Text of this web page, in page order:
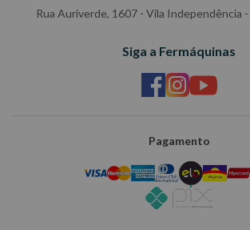
Rua Auriverde, 1607 - Vila Independência -
Siga a Fermáquinas
Pagamento